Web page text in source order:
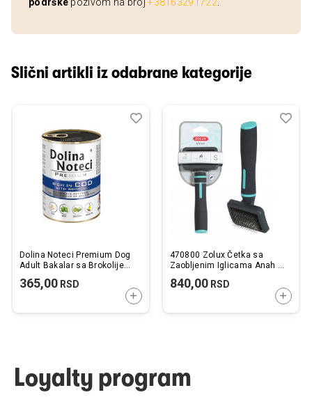
Slični artikli iz odabrane kategorije
Dolina Noteci Premium Dog
Adult Bakalar sa Brokolijem
365,00 RSD
DODAJTE U KORPU
Dodaj
Uporedi
470800 Zolux Četka sa
Zaobljenim Iglicama Anah S
840,00RSD
Loyalty program